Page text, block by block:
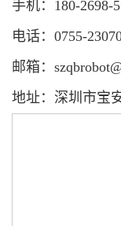
手机： 180-2698-
电话：0755-
邮箱：
地址：深圳市宝